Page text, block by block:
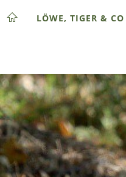
LÖWE, TIGER & CO